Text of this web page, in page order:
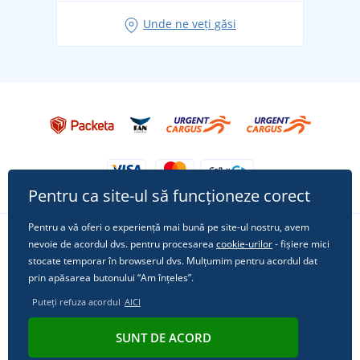
Tricoul preferat City în rol principal: ținute pentru
Unde ne veți găsi
Urmărește-ne pe rețelele sociale
© 2011 - 2026, Dual Trade s.r.o. | Din punct de vedere tehnic oferă
Pentru ca site-ul să funcționeze corect
Pentru a vă oferi o experiență mai bună pe site-ul nostru, avem
nevoie de acordul dvs. pentru procesarea cookie-urilor- fișiere mici
stocate temporar în browserul dvs. Mulțumim pentru acordul dat
prin apăsarea butonului “Am înțeles”.
Puteți refuza acordul AICI
SUNT DE ACORD